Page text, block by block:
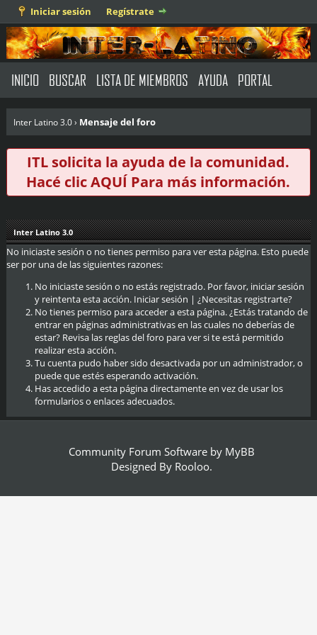
Iniciar sesión Regístrate
INICIO BUSCAR LISTA DE MIEMBROS AYUDA PORTAL
Inter Latino 3.0› Mensaje del foro
ITL solicita la ayuda de la comunidad.
Hacé clicAQUÍ Para más información.
Inter Latino 3.0
No iniciaste sesión o no tienes permiso para ver esta página. Esto puede
ser por una de las siguientes razones:
No iniciaste sesión o no estás registrado. Por favor, iniciar sesión
y reintenta esta acción. Iniciar sesión | ¿Necesitas registrarte?
No tienes permiso para acceder a esta página. ¿Estás tratando de
entrar en páginas administrativas en las cuales no deberías de
estar? Revisa las reglas del foro para ver si te está permitido
realizar esta acción.
Tu cuenta pudo haber sido desactivada por un administrador, o
puede que estés esperando activación.
Has accedido a esta página directamente en vez de usar los
formularios o enlaces adecuados.
Community Forum Software by MyBB
Designed By Rooloo.